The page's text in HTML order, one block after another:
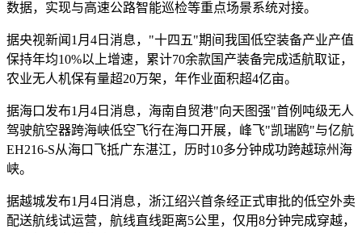
数据，实现与高速公路智能巡检等重点场景系统对接。
据央视新闻1月4日消息，"十四五"期间我国低空装备产业产值
保持年均10%以上增速，累计70余款国产装备完成适航取证，
农业无人机保有量超20万架，年作业面积超4亿亩。
据海口发布1月4日消息，海南自贸港"向天图强"首例吨级无人
驾驶航空器跨海峡低空飞行在海口开展，峰飞"凯瑞鸥"与亿航
EH216-S从海口飞抵广东湛江，历时10多分钟成功跨越琼州海
峡。
据越城发布1月4日消息，浙江绍兴首条经正式审批的低空外卖
配送航线试运营，航线直线距离5公里，仅用8分钟完成穿越，